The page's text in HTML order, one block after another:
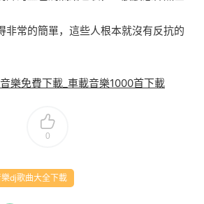
非常的簡單，這些人根本就沒有反抗的
樂免費下載_車載音樂1000首下載
0
dj歌曲大全下載